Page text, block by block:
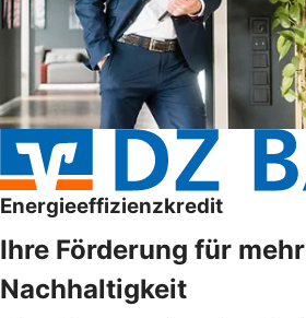
Energieeffizienzkredit
Ihre Förderung für mehr
Nachhaltigkeit